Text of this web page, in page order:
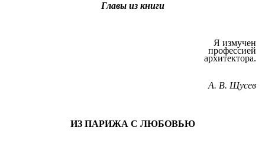
Главы из книги
Я измучен
профессией
архитектора.
А. В. Щусев
ИЗ ПАРИЖА С ЛЮБОВЬЮ